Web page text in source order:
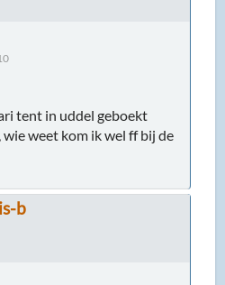
tent in uddel geboekt
weet kom ik wel ff bij de
b